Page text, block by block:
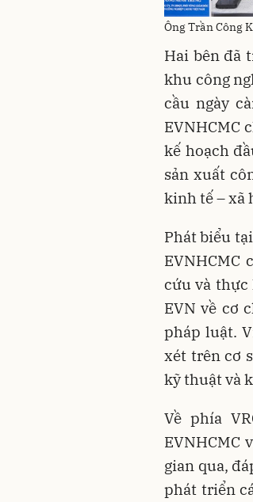
Ông Trần Công
Hai bên đã
khu công
cầu ngày
EVNHCMC
kế hoạch
sản xuất
kinh tế – xã
Phát biểu
EVNHCMC
cứu và thực
EVN về cơ
pháp luật.
xét trên cơ
kỹ thuật và
Về phía
EVNHCMC
gian qua,
phát triển